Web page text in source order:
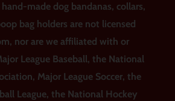
made dog bandanas, collars,
bag holders are not licensed
nor are we affiliated with or
League Baseball, the National
Major League Soccer, the
League, the National Hockey